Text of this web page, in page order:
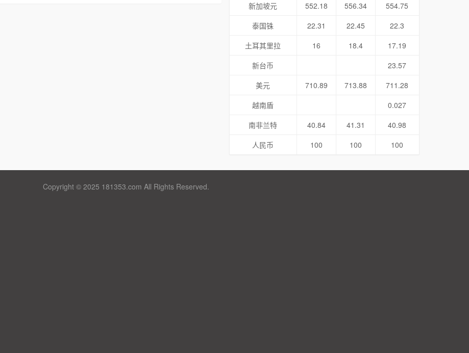
新加坡元
552.18 556.34
554.75
泰国铢
22.31 22.45
22.3
土耳其里拉
16 18.4
17.19
新台币
23.57
美元
710.89 713.88
711.28
越南盾
0.027
南非兰特
40.84 41.31
40.98
人民币
100 100 100
Copyright © 2025 181353.com All Rights Reserved.